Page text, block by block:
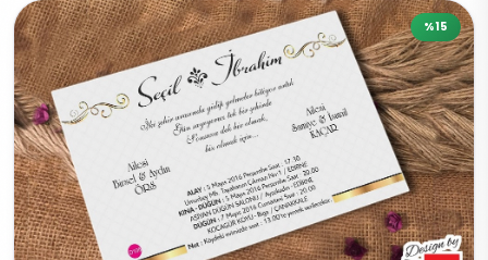
%15